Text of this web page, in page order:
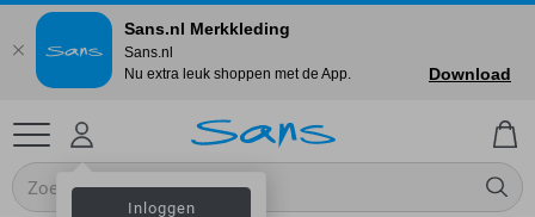
Inloggen
Sans.nl Merkkleding
Sans.nl
Nu extra leuk shoppen met de App.
Download